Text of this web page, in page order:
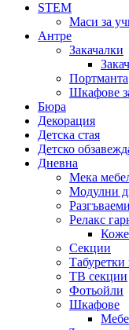
STEM
Маси за
Антре
Закачалки
Портманта
Шкафове
Бюра
Декорация
Детска стая
Детско
Дневна
Мека
Модулни
Релакс
Секции
Табуретки
ТВ секции
Фотьойли
Шкафове